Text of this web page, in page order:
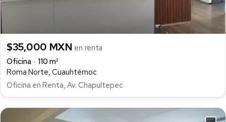
$35,000 MXN en renta
Oficina
110 m²
Roma Norte, Cuauhtémoc
Oficina en Renta, Av. Chapultepec